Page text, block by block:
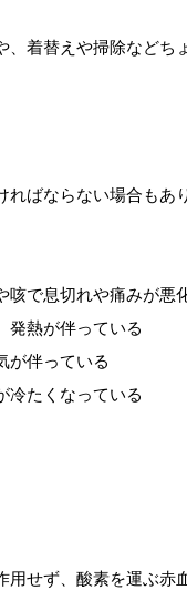
着替えや掃除などち
ばならない場合もあ
咳で息切れや痛みが悪
発熱が伴っている
が伴っている
冷たくなっている
せず、酸素を運ぶ赤